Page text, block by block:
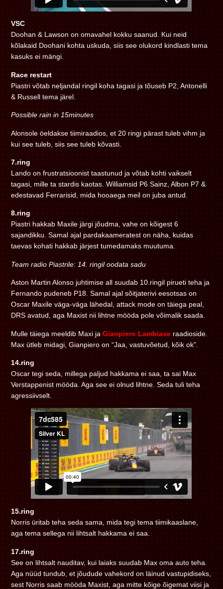
VSC
Doohan & Lawson on omavahel kokku saanud. Kui neid
kõlakaid Doohani kohta uskuda, siis see olukord kindlasti tema
kasuks ei mängi.
Race restart
Piastri võtab neljandal ringil koha tagasi ja tõuseb P2, Antonelli
& Russell tema järel.
Possible rain in 15minutes
Alonsole öeldakse tiimiraadios, et 20 ringi pärast tuleb vihm ja
kui see tuleb, siis see tuleb kõvasti.
7.ring
Lando on frustratsioonist taastunud ja võtab kohti vaikselt
tagasi, mille ta stardis kaotas. Williamsid P6 Sainz, Albon P7 &
edestavad Ferrarisid, mida hooaega meil on juba antud.
8.ring
Piastri hakkab Maxile järgi jõudma, vahe on kõigest 6
sajandikku. Samal ajal pardakaameratest on näha, kuidas
taevas kohati hakkab järjest tumedamaks muutuma.
Team radio Piastrile: 14. ringil oodata sadu
Aston Martin Alonso juhtimise all suudab 10.ringil pirueti teha ja
Fernando pudeneb P18. Samal ajal sõitjaterivi eesotsas on
Oscar Maxile väga-väga lähedal, attack mode on täiega peal,
DRS avatud, aga Maxist nii lihtne mööda pole võimalik saada.
Mulle täiega meeldib Maxi jaGianpiero Lambiase raadioside.
Max ütleb midagi, Gianpiero on “Jaa, vastuvõetud, kõik ok”.
14.ring
Oscar tegi seda, millega paljud hakkama ei saa, ta sai Max
Verstappenist mööda. Aga see ei olnud lihtne. Seda tuli teha
agressiivselt.
15.ring
Norris üritab teha seda sama, mida tegi tema tiimikaaslane,
aga tema sellega nii lihtsalt hakkama ei saa.
17.ring
See on lihtsalt nauditav, kui laiaks suudab Max oma auto teha.
Aga nüüd tundub, et jõudude vahekord on läinud vastupidiseks,
sest Norris saab mööda Maxist, aga mitte kõige õigemat viisi ja